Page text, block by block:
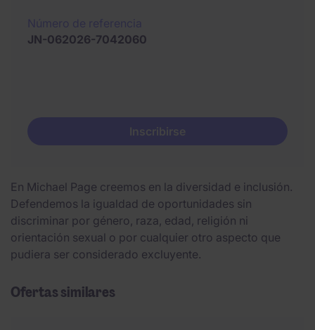
JN-062026-7042060
Inscribirse
En Michael Page creemos en la diversidad e inclusión.
Defendemos la igualdad de oportunidades sin
discriminar por género, raza, edad, religión ni
orientación sexual o por cualquier otro aspecto que
pudiera ser considerado excluyente.
Ofertas similares